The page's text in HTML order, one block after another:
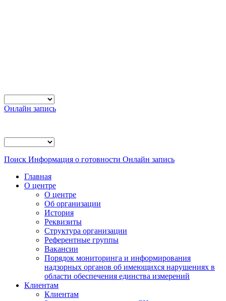
Онлайн запись
Поиск Информация о готовности Онлайн запись
Главная
О центре
О центре
Об организации
История
Реквизиты
Структура организации
Референтные группы
Вакансии
Порядок мониторинга и информирования
надзорных органов об имеющихся нарушениях в
области обеспечения единства измерений
Клиентам
Клиентам